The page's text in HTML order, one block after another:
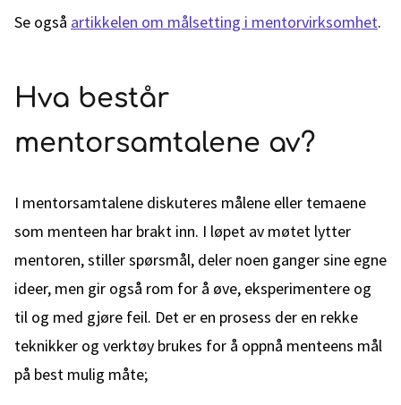
Se også artikkelen om målsetting i mentorvirksomhet.
Hva består
mentorsamtalene av?
I mentorsamtalene diskuteres målene eller temaene
som menteen har brakt inn. I løpet av møtet lytter
mentoren, stiller spørsmål, deler noen ganger sine egne
ideer, men gir også rom for å øve, eksperimentere og
til og med gjøre feil. Det er en prosess der en rekke
teknikker og verktøy brukes for å oppnå menteens mål
på best mulig måte;